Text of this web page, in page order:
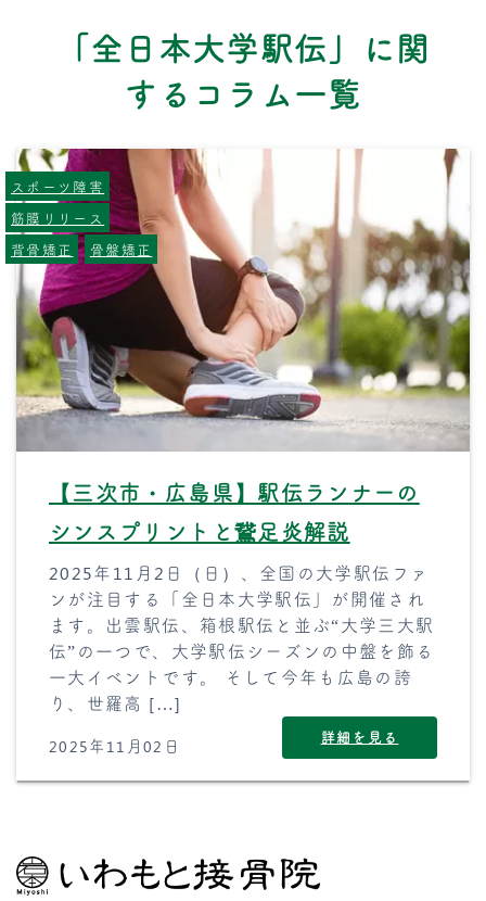
「全日本大学駅伝」に関
するコラム一覧
【三次市・広島県】駅伝ランナーの
シンスプリントと鵞足炎解説
2025年11月2日（日）、全国の大学駅伝ファ
ンが注目する「全日本大学駅伝」が開催され
ます。出雲駅伝、箱根駅伝と並ぶ“大学三大駅
伝”の一つで、大学駅伝シーズンの中盤を飾る
一大イベントです。 そして今年も広島の誇
り、世羅高 […]
2025年11月02日 詳細を見る
スポーツ障害
筋膜リリース
背骨矯正
骨盤矯正